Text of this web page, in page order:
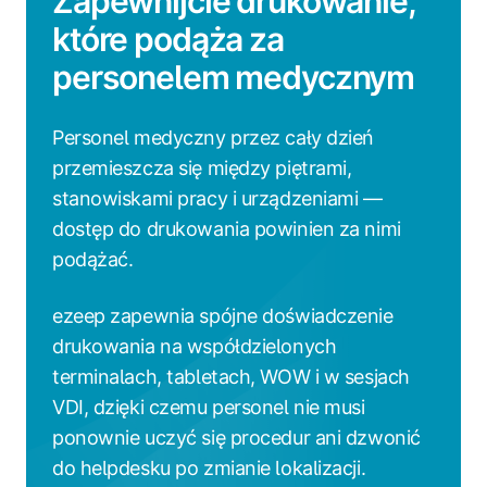
które podąża za
personelem medycznym
Personel medyczny przez cały dzień
przemieszcza się między piętrami,
stanowiskami pracy i urządzeniami —
dostęp do drukowania powinien za nimi
podążać.
ezeep zapewnia spójne doświadczenie
drukowania na współdzielonych
terminalach, tabletach, WOW i w sesjach
VDI, dzięki czemu personel nie musi
ponownie uczyć się procedur ani dzwonić
do helpdesku po zmianie lokalizacji.